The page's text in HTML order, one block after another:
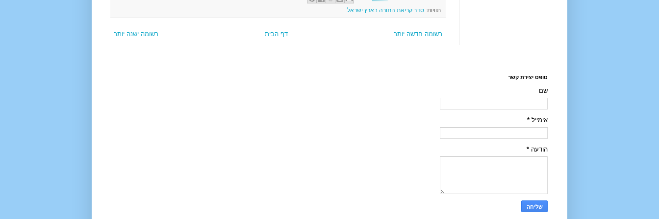
תוויות: סדר קריאת התורה בארץ ישראל
רשומה חדשה יותר רשומה ישנה יותר דף הבית
טופס יצירת קשר
שם
אימייל *
הודעה *